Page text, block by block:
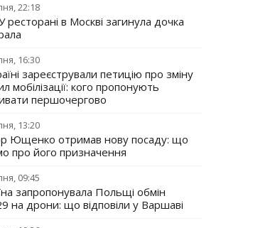
22:18
ресторані в Москві загинула дочка
16:30
зареєстрували петицію про зміну
мобілізації: кого пропонують
першочергово
13:20
Ющенко отримав нову посаду: що
про його призначення
09:45
запропонувала Польщі обмін
на дрони: що відповіли у Варшаві